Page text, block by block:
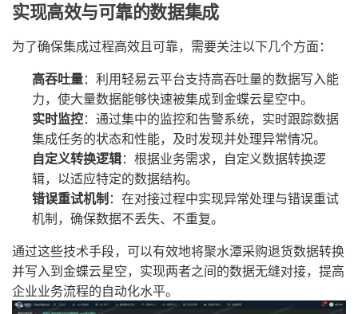
实现高效与可靠的数据集成
为了确保集成过程高效且可靠，需要关注以下几个方面：
高吞吐量：利用轻易云平台支持高吞吐量的数据写入能
力，使大量数据能够快速被集成到金蝶云星空中。
实时监控：通过集中的监控和告警系统，实时跟踪数据
集成任务的状态和性能，及时发现并处理异常情况。
自定义转换逻辑：根据业务需求，自定义数据转换逻
辑，以适应特定的数据结构。
错误重试机制：在对接过程中实现异常处理与错误重试
机制，确保数据不丢失、不重复。
通过这些技术手段，可以有效地将聚水潭采购退货数据转换
并写入到金蝶云星空，实现两者之间的数据无缝对接，提高
企业业务流程的自动化水平。